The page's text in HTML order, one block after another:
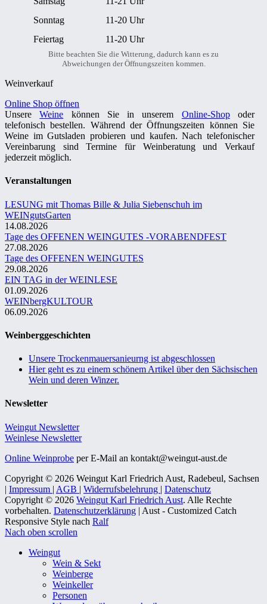
Sonntag
11-20 Uhr
Feiertag
11-20 Uhr
Bitte beachten Sie die Witterung, dadurch kann es zu
Abweichungen der Öffnungszeiten kommen.
Weinverkauf
Online Shop öffnen
UnsereWeine können Sie in unserem Online-Shopoder
telefonisch bestellen. Während der Öffnungszeiten können Sie
Weine im Gutsladen probieren und kaufen. Nach telefonischer
Vereinbarung sind Termine für Weinberatung und Verkauf
jederzeit möglich.
Veranstaltungen
LESUNG mit Thomas Bille & Julia Siebenschuh im
WEINgutsGarten
14.08.2026
Tage des OFFENEN WEINGUTES -VORABENDFEST
27.08.2026
Tage des OFFENEN WEINGUTES
29.08.2026
EIN TAG in der WEINLESE
01.09.2026
WEINbergKULTOUR
06.09.2026
Weinberggeschichten
Unsere Trockenmauersanieurng ist abgeschlossen
Hier geht es zu einem schönem Artikel über den Sächsischen
Wein und deren Winzer.
Newsletter
Weingut Newsletter
Weinlese Newsletter
Online Weinprobe per E-Mail an kontakt@weingut-aust.de
Copyright © 2026 Weingut Karl Friedrich Aust, Radebeul, Sachsen
| Impressum | AGB | Widerrufsbelehrung | Datenschutz
Copyright © 2026 Weingut Karl Friedrich Aust. Alle Rechte
vorbehalten. Datenschutzerklärung | Aust - Customized Catch
Responsive Style nach Ralf
Nach oben scrollen
Weingut
Wein & Sekt
Weinberge
Weinkeller
Personen